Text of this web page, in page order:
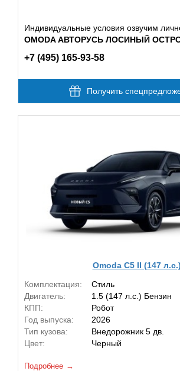
Индивидуальные условия озвучим
OMODA АВТОРУСЬ ЛОСИНЫЙ
+7 (495) 165-93-58
Получить
Omoda C5 II (147 л.с.)
Комплектация:
Стиль
Двигатель:
1.5 (147 л.с.) Бензин
КПП:
Робот
Год выпуска:
2026
Тип кузова:
Внедорожник 5 дв.
Цвет:
Черный
Подробнее